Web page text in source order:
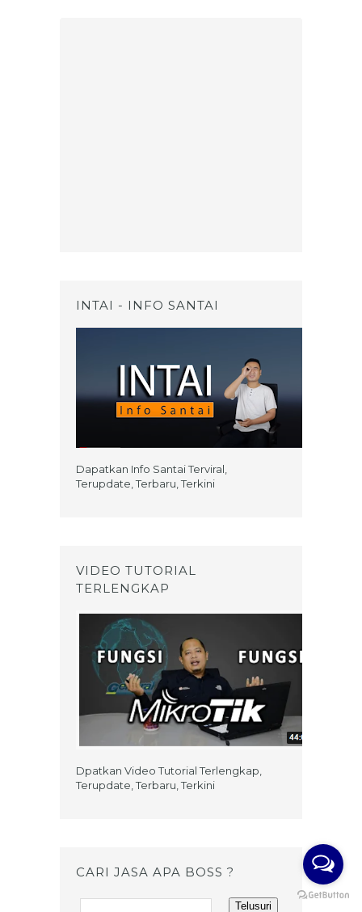
INTAI - INFO SANTAI
Dapatkan Info Santai Terviral,
Terupdate, Terbaru, Terkini
VIDEO TUTORIAL
TERLENGKAP
Dpatkan Video Tutorial Terlengkap,
Terupdate, Terbaru, Terkini
CARI JASA APA BOSS ?